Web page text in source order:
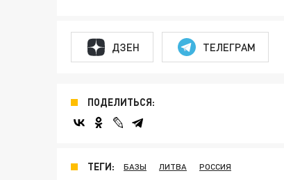
ДЗЕН ТЕЛЕГРАМ
ПОДЕЛИТЬСЯ:
ТЕГИ: БАЗЫ ЛИТВА РОССИЯ